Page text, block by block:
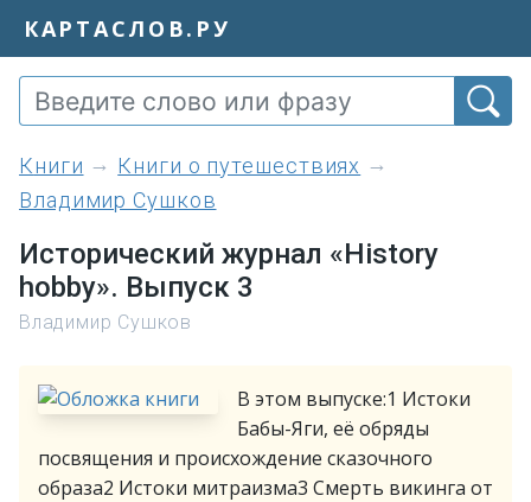
КАРТАСЛОВ.РУ
книги
Книги о путешествиях
Владимир Сушков
Исторический журнал «History
hobby». Выпуск 3
Владимир Сушков
В этом выпуске:1 Истоки
Бабы-Яги, её обряды
посвящения и происхождение сказочного
образа2 Истоки митраизма3 Смерть викинга от